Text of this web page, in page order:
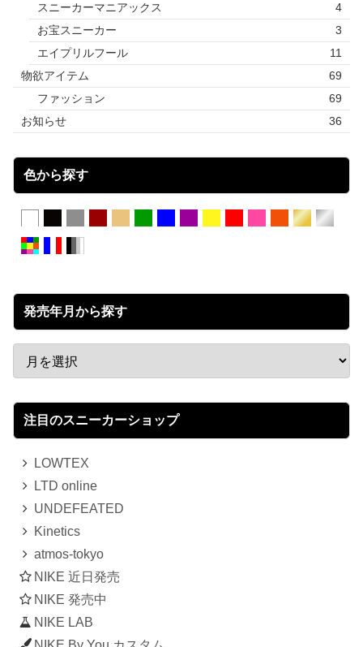
スニーカーマニアックス
4
お宝スニーカー
3
エイプリルフール
11
物欲アイテム
69
ファッション
69
お知らせ
36
色から探す
発売年月から探す
注目のスニーカーショップ
LOWTEX
LTD online
UNDEFEATED
Kinetics
atmos-tokyo
NIKE 近日発売
NIKE 発売中
NIKE LAB